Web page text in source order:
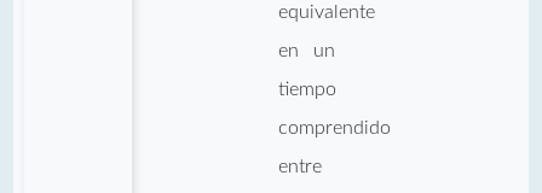
equivalente
en un
tiempo
comprendido
entre